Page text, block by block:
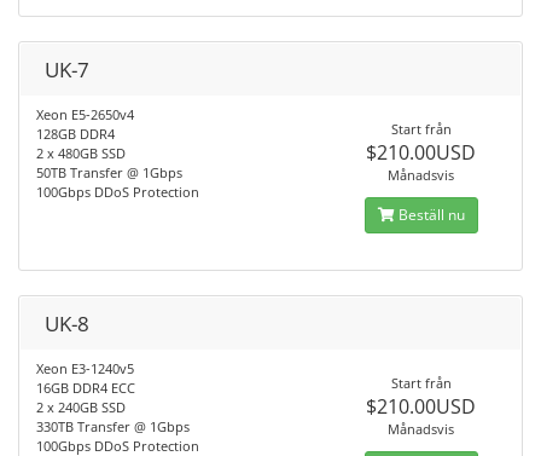
UK-7
Xeon E5-2650v4
128GB DDR4
2 x 480GB SSD
50TB Transfer @ 1Gbps
100Gbps DDoS Protection
Start från
$210.00USD
Månadsvis
Beställ nu
UK-8
Xeon E3-1240v5
16GB DDR4 ECC
2 x 240GB SSD
330TB Transfer @ 1Gbps
100Gbps DDoS Protection
Start från
$210.00USD
Månadsvis